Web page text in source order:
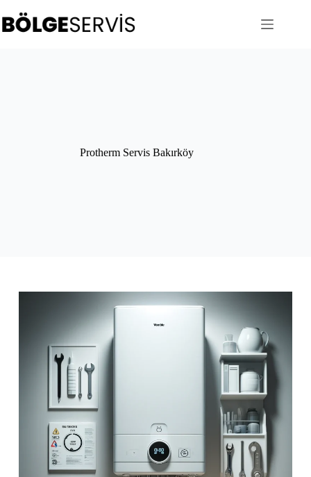
to
content
Protherm Servis Bakırköy